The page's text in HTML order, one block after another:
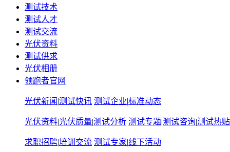
测试技术
测试人才
测试交流
光伏资料
测试供求
光伏相册
领跑者官网
光伏新闻 |测试快讯 测试企业|标准动态
光伏资料|光伏质量|测试分析 测试专题|测试咨询|测试热贴
求职招聘|培训交流 测试专家|线下活动